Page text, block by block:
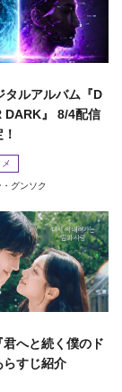
タルアルバム『D
DARK』 8/4配信
グンソク
へと続く僕のド
らすじ紹介